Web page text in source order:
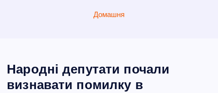
Домашня
Народні депутати почали
визнавати помилку в